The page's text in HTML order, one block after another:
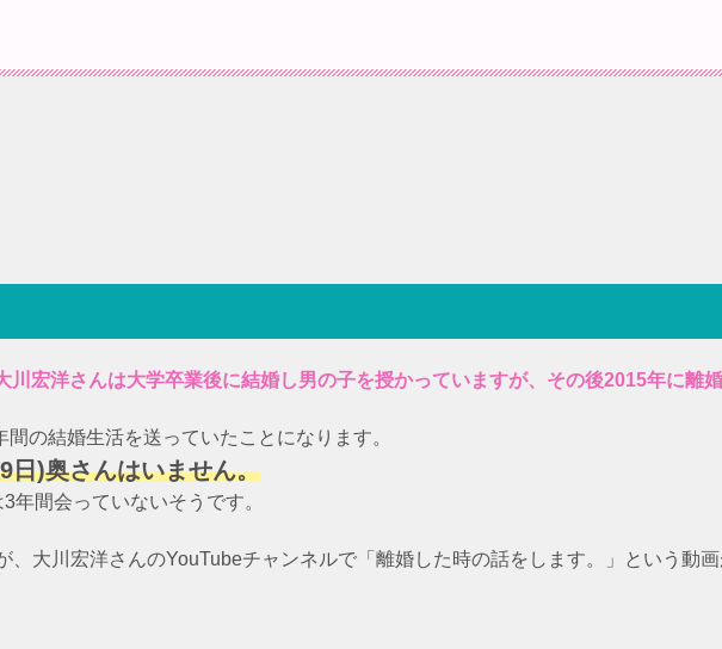
宏洋さんは大学卒業後に結婚し男の子を授かっていますが、その後2015年に離婚
の結婚生活を送っていたことになります。
日)奥さんはいません。
年間会っていないそうです。
大川宏洋さんのYouTubeチャンネルで「離婚した時の話をします。」という動画